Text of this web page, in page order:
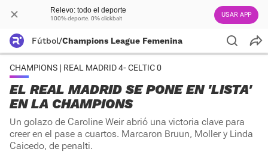
Relevo: todo el deporte
100% deporte. 0% clickbait USAR APP
Fútbol/Champions League Femenina
CHAMPIONS | REAL MADRID 4- CELTIC 0
EL REAL MADRID SE PONE EN 'LISTA'
EN LA CHAMPIONS
Un golazo de Caroline Weir abrió una victoria clave para
creer en el pase a cuartos. Marcaron Bruun, Moller y Linda
Caicedo, de penalti.